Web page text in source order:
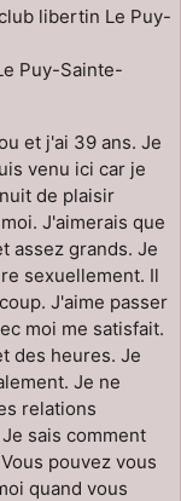
libertin Le Puy-
Puy-Sainte-
et j'ai 39 ans. Je
venu ici car je
de plaisir
J'aimerais que
assez grands. Je
sexuellement. Il
J'aime passer
moi me satisfait.
des heures. Je
Je ne
relations
sais comment
pouvez vous
quand vous